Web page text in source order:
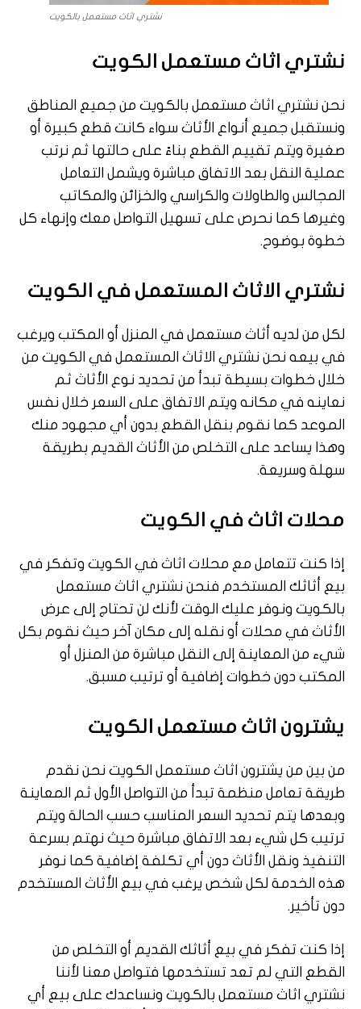
نشتري اثاث مستعمل بالكويت
نشتري اثاث مستعمل الكويت
نحن نشتري اثاث مستعمل بالكويت من جميع المناطق
ونستقبل جميع أنواع الأثاث سواء كانت قطع كبيرة أو
صغيرة ويتم تقييم القطع بناءً على حالتها ثم نرتب
عملية النقل بعد الاتفاق مباشرة ويشمل التعامل
المجالس والطاولات والكراسي والخزائن والمكاتب
وغيرها كما نحرص على تسهيل التواصل معك وإنهاء كل
خطوة بوضوح.
نشتري الاثاث المستعمل في الكويت
لكل من لديه أثاث مستعمل في المنزل أو المكتب ويرغب
في بيعه نحن نشتري الاثاث المستعمل في الكويت من
خلال خطوات بسيطة تبدأ من تحديد نوع الأثاث ثم
نعاينه في مكانه ويتم الاتفاق على السعر خلال نفس
الموعد كما نقوم بنقل القطع بدون أي مجهود منك
وهذا يساعد على التخلص من الأثاث القديم بطريقة
سهلة وسريعة.
محلات اثاث في الكويت
إذا كنت تتعامل مع محلات اثاث في الكويت وتفكر في
بيع أثاثك المستخدم فنحن نشتري اثاث مستعمل
بالكويت ونوفر عليك الوقت لأنك لن تحتاج إلى عرض
الأثاث في محلات أو نقله إلى مكان آخر حيث نقوم بكل
شيء من المعاينة إلى النقل مباشرة من المنزل أو
المكتب دون خطوات إضافية أو ترتيب مسبق.
يشترون اثاث مستعمل الكويت
من بين من يشترون اثاث مستعمل الكويت نحن نقدم
طريقة تعامل منظمة تبدأ من التواصل الأول ثم المعاينة
وبعدها يتم تحديد السعر المناسب حسب الحالة ويتم
ترتيب كل شيء بعد الاتفاق مباشرة حيث نهتم بسرعة
التنفيذ ونقل الأثاث دون أي تكلفة إضافية كما نوفر
هذه الخدمة لكل شخص يرغب في بيع الأثاث المستخدم
دون تأخير.
إذا كنت تفكر في بيع أثاثك القديم أو التخلص من
القطع التي لم تعد تستخدمها فتواصل معنا لأننا
نشتري اثاث مستعمل بالكويت ونساعدك على بيع أي